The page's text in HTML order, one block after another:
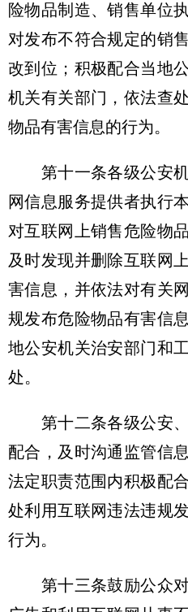
险物品制造、销售单位
对发布不符合规定的销
改到位；积极配合当地
机关有关部门，依法查
物品有害信息的行为。
第十一条各级公安机
网信息服务提供者执行
对互联网上销售危险物
及时发现并删除互联网
害信息，并依法对有关
规发布危险物品有害信
地公安机关治安部门和
处。
第十二条各级公安、
配合，及时沟通监管信
法定职责范围内积极配
处利用互联网违法违规
行为。
第十三条鼓励公众对